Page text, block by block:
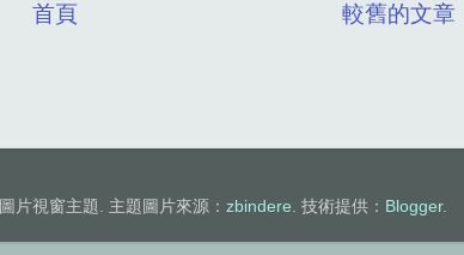
較舊的文章
首頁
圖片視窗主題. 主題圖片來源： zbindere . 技術提供： Blogger.